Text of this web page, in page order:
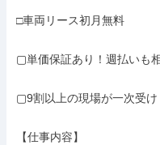
□車両リース初月無料
▢単価保証あり！週払いも
▢9割以上の現場が一次受け
【仕事内容】